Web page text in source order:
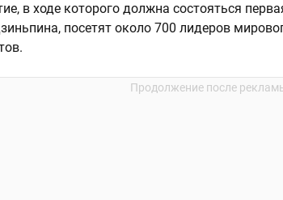
в ходе которого должна состояться
посетят около 700 лидеров